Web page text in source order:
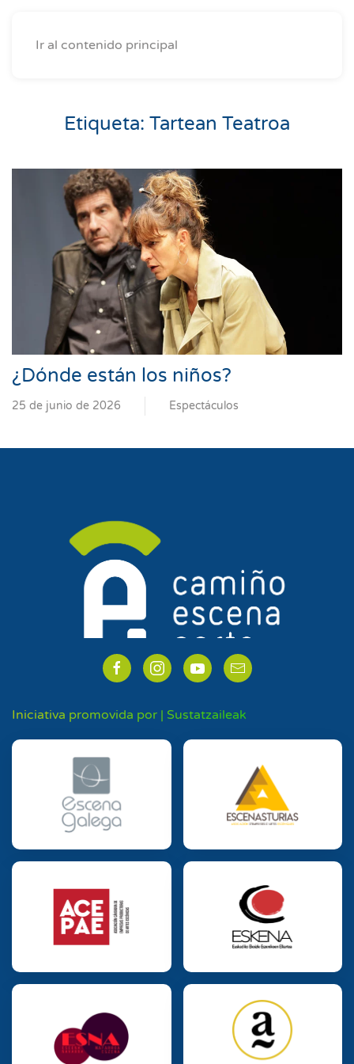
Ir al contenido principal
Etiqueta: Tartean Teatroa
¿Dónde están los niños?
25 de junio de 2026 Espectáculos
Iniciativa promovida por | Sustatzaileak